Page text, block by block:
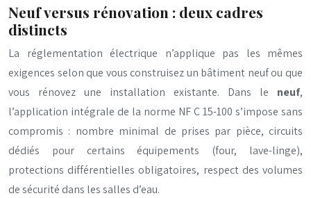
Neuf versus rénovation : deux cadres
distincts
La réglementation électrique n’applique pas les mêmes
exigences selon que vous construisez un bâtiment neuf ou que
vous rénovez une installation existante. Dans le neuf,
l’application intégrale de la norme NF C 15-100 s’impose sans
compromis : nombre minimal de prises par pièce, circuits
dédiés pour certains équipements (four, lave-linge),
protections différentielles obligatoires, respect des volumes
de sécurité dans les salles d’eau.